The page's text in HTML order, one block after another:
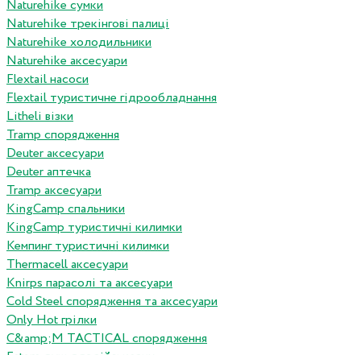
Naturehike сумки
Naturehike трекінгові палиці
Naturehike холодильники
Naturehike аксесуари
Flextail насоси
Flextail туристичне гідрообладнання
Litheli візки
Tramp спорядження
Deuter аксесуари
Deuter аптечка
Tramp аксесуари
KingCamp спальники
KingCamp туристичні килимки
Кемпинг туристичні килимки
Thermacell аксесуари
Knirps парасолі та аксесуари
Cold Steel спорядження та аксесуари
Only Hot грілки
C&amp;M TACTICAL спорядження